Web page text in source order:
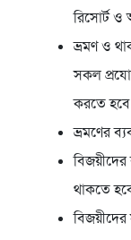
রিসোর্ট ও
ভ্রমণ ও
সকল
করতে
ভ্রমণের
থাকতে